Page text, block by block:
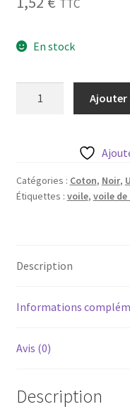
Blog
Qui suis je ?
CGV
Mentions légales
TTC
En stock
-
noir
Ajouter
Catégories : Coton, Noir,
Étiquettes : voile, voile
Description
Informations
Avis (0)
Description